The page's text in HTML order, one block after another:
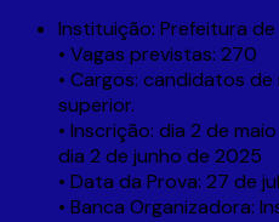
Instituição: Prefeitura de
• Vagas previstas: 270
• Cargos: candidatos
superior.
• Inscrição: dia 2 de
dia 2 de junho de 2025
• Data da Prova: 27 de
• Banca Organizadora: